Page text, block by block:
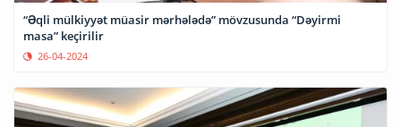
“Əqli mülkiyyət müasir mərhələdə” mövzusunda “Dəyirmi
masa” keçirilir
26-04-2024